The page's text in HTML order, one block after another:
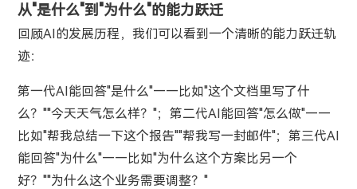
从"是什么"到"为什么"的能力跃迁
回顾AI的发展历程，我们可以看到一个清晰的能力跃迁轨
迹：
第一代AI能回答"是什么"——比如"这个文档里写了什
么？""今天天气怎么样？"；第二代AI能回答"怎么做"——
比如"帮我总结一下这个报告""帮我写一封邮件"；第三代AI
能回答"为什么"——比如"为什么这个方案比另一个
好？""为什么这个业务需要调整？"